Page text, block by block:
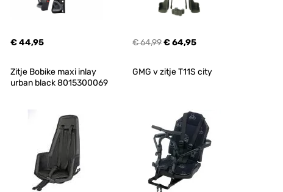
€ 44,95 € 64,99€ 64,95
Zitje Bobike maxi inlay
urban black 8015300069
GMG v zitje T11S city